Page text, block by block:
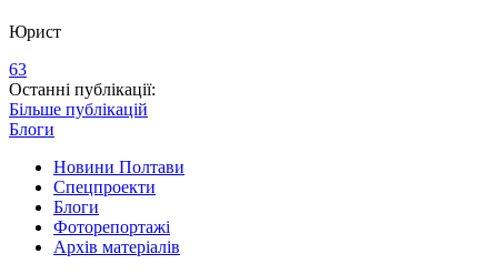
Юрист
63
Останні публікації:
Більше публікацій
Блоги
Новини Полтави
Спецпроекти
Блоги
Фоторепортажі
Архів матеріалів